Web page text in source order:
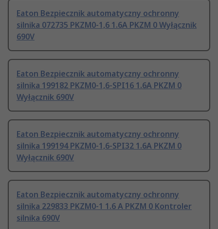
Eaton Bezpiecznik automatyczny ochronny
silnika 072735 PKZM0-1,6 1.6A PKZM 0 Wyłącznik
690V
Eaton Bezpiecznik automatyczny ochronny
silnika 199182 PKZM0-1,6-SPI16 1.6A PKZM 0
Wyłącznik 690V
Eaton Bezpiecznik automatyczny ochronny
silnika 199194 PKZM0-1,6-SPI32 1.6A PKZM 0
Wyłącznik 690V
Eaton Bezpiecznik automatyczny ochronny
silnika 229833 PKZM0-1 1.6 A PKZM 0 Kontroler
silnika 690V